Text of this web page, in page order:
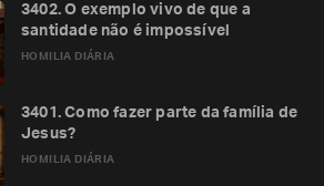
HOMILIA DIÁRIA
3402. O exemplo vivo de que a
santidade não é impossível
HOMILIA DIÁRIA
3401. Como fazer parte da família de
Jesus?